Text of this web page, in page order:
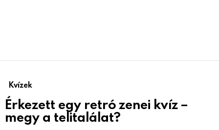
Kvízek
Érkezett egy retró zenei kvíz –
megy a telitalálat?